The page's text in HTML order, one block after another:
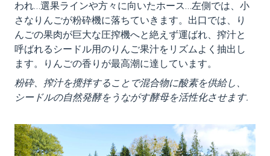
われ…選果ラインや方々に向いたホース…左側では、小
さなりんごが粉砕機に落ちていきます。出口では、り
んごの果肉が巨大な圧搾機へと絶えず運ばれ、搾汁と
呼ばれるシードル用のりんご果汁をリズムよく抽出し
ます。りんごの香りが最高潮に達しています。
粉砕、搾汁を攪拌することで混合物に酸素を供給し、
シードルの自然発酵をうながす酵母を活性化させます.